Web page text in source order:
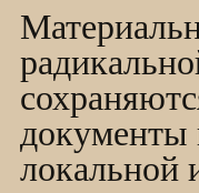
документы
локальной